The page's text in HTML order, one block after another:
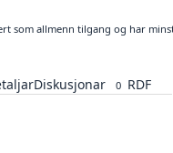
som allmenn tilgang og har
Diskusjonar 0 RDF